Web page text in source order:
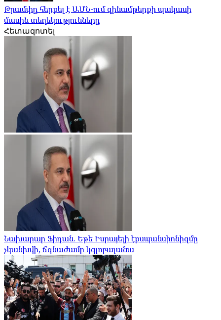
Թրամփը հերքել է ԱՄՆ-ում զինամթերքի պակասի
մասին տեղեկությունները
Հետազոտել
Նախարար Ֆիդան. Եթե Իսրայելի էքսպանսիոնիզմը
չկանխվի, ճգնաժամը կգլոբալանա